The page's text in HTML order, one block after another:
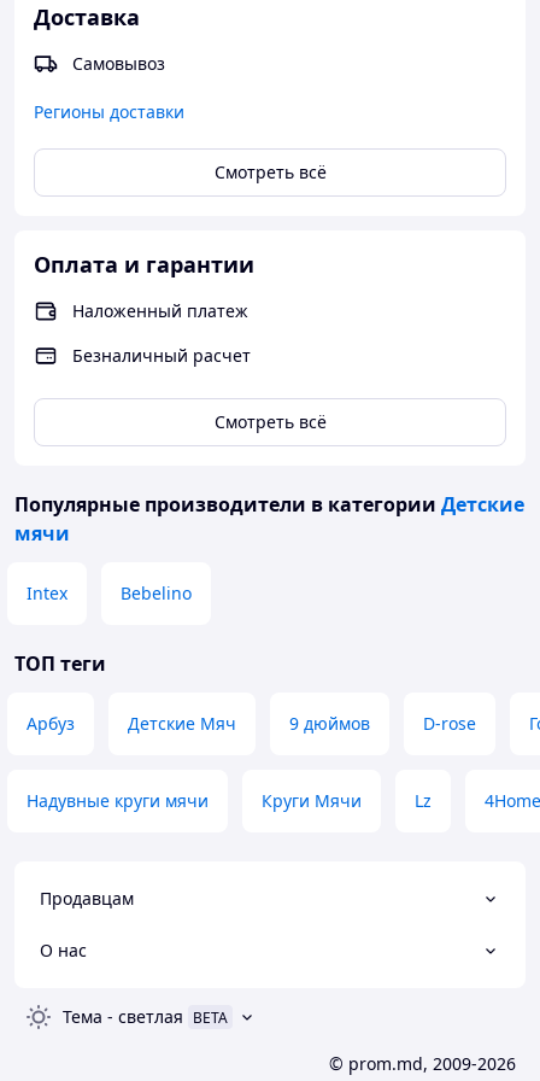
Доставка
Самовывоз
Регионы доставки
Смотреть всё
Оплата и гарантии
Наложенный платеж
Безналичный расчет
Смотреть всё
Популярные производители в категории Детские
мячи
Intex Bebelino
ТОП теги
Арбуз Детские Мяч 9 дюймов D-rose
Надувные круги мячи Круги Мячи Lz 4Home
Продавцам
О нас
Тема - светлая BETA
© prom.md, 2009-2026